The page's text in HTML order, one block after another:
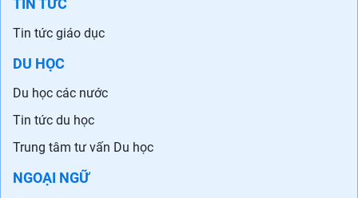
Tin tức giáo dục
DU HỌC
Du học các nước
Tin tức du học
Trung tâm tư vấn Du học
NGOẠI NGỮ